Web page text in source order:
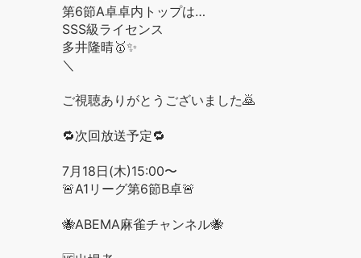
第6節A卓卓内トップは…
SSS級ライセンス
多井隆晴🥇✨
＼
ご視聴ありがとうございました🙇
🔁次回放送予定🔁
7月18日(木)15:00〜
🚨A1リーグ第6節B卓🚨
🐝ABEMA麻雀チャンネル🐝